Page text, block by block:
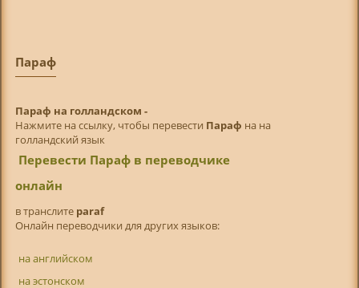
Параф
Параф на голландском -
Нажмите на ссылку, чтобы перевести Параф на на
голландский язык
Перевести Параф в переводчике
онлайн
в транслитe paraf
Онлайн переводчики для других языков:
на английском
на эстонском